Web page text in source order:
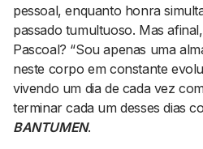
pessoal, enquanto honra
passado tumultuoso. Mas
Pascoal? “Sou apenas uma
neste corpo em constante
vivendo um dia de cada vez
terminar cada um desses dias
BANTUMEN.